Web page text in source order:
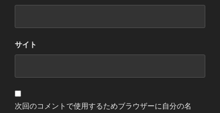
サイト
次回のコメントで使用するためブラウザーに自分の名